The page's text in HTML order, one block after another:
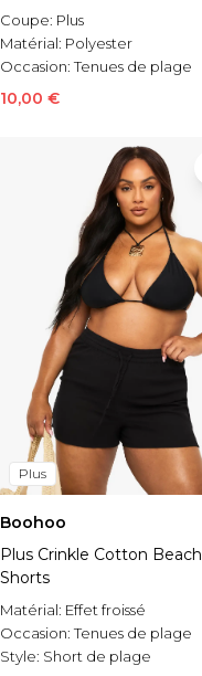
Coupe: Plus
Matérial: Polyester
Occasion:Tenues de plage
10,00 €
Plus
Boohoo
Plus Crinkle Cotton Beach
Shorts
Matérial: Effet froissé
Occasion:Tenues de plage
Style: Short de plage